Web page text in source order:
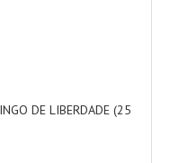
DE LIBERDADE (25